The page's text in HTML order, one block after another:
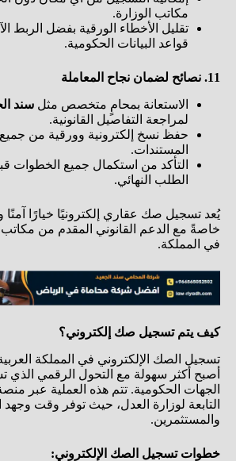
مكاتب الوزارة.
تقليل الأخطاء الورقية بفضل الربط
قواعد البيانات الحكومية.
11. نصائح لضمان نجاح المعاملة
الاستعانة بمحامٍ متخصص مثل سند
لمراجعة التفاصيل القانونية.
حفظ نسخ إلكترونية وورقية من جميع
المستندات.
التأكد من استكمال جميع الخطوات
الطلب النهائي.
يُعد تسجيل صك عقاري إلكترونيًا خيارًا آمنًا
خاصةً مع الدعم القانوني المقدم من
في المملكة.
كيف يتم تسجيل صك إلكتروني؟
تسجيل الصك الإلكتروني في المملكة
أصبح أكثر سهولة مع التحول الرقمي الذي
الجهات الحكومية. تتم هذه العملية عبر
التابعة لوزارة العدل، حيث توفر وقت وجهد
والمستثمرين.
خطوات تسجيل الصك الإلكتروني: